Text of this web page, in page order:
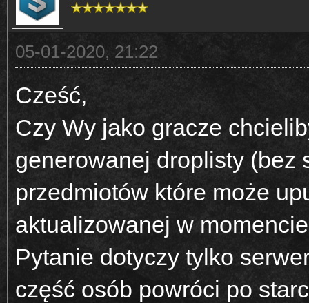
05-01-2020, 21:22
Cześć,
Czy Wy jako gracze
generowanej droplisty (bez
przedmiotów które może
aktualizowanej w
Pytanie dotyczy tylko
część osób powróci po